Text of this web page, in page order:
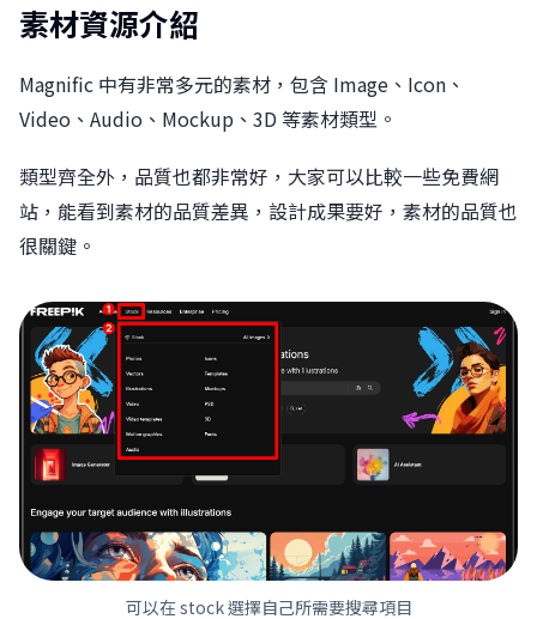
素材資源介紹
Magnific 中有非常多元的素材，包含 Image、Icon、
Video、Audio、Mockup、3D 等素材類型。
類型齊全外，品質也都非常好，大家可以比較一些免費網
站，能看到素材的品質差異，設計成果要好，素材的品質也
很關鍵。
可以在 stock 選擇自己所需要搜尋項目